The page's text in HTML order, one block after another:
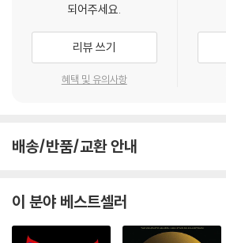
되어주세요.
리뷰 쓰기
혜택 및 유의사항
배송/반품/교환 안내
이 분야 베스트셀러